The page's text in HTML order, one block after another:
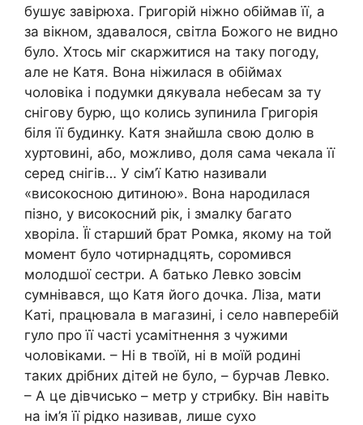
бушує завірюха. Григорій ніжно обіймав її, а
за вікном, здавалося, світла Божого не видно
було. Хтось міг скаржитися на таку погоду,
але не Катя. Вона ніжилася в обіймах
чоловіка і подумки дякувала небесам за ту
снігову бурю, що колись зупинила Григорія
біля її будинку. Катя знайшла свою долю в
хуртовині, або, можливо, доля сама чекала її
серед снігів… У сім’ї Катю називали
«високосною дитиною». Вона народилася
пізно, у високосний рік, і змалку багато
хворіла. Її старший брат Ромка, якому на той
момент було чотирнадцять, соромився
молодшої сестри. А батько Левко зовсім
сумнівався, що Катя його дочка. Ліза, мати
Каті, працювала в магазині, і село навперебій
гуло про її часті усамітнення з чужими
чоловіками. – Ні в твоїй, ні в моїй родині
таких дрібних дітей не було, – бурчав Левко.
– А це дівчисько – метр у стрибку. Він навіть
на ім’я її рідко називав, лише сухо